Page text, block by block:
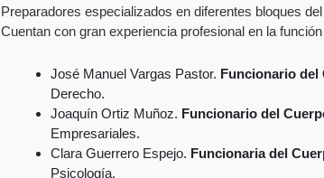
Preparadores especializados en diferentes bloques
Cuentan con gran experiencia profesional en la
José Manuel Vargas Pastor. Funcionario del
Derecho.
Joaquín Ortiz Muñoz. Funcionario del
Empresariales.
Clara Guerrero Espejo. Funcionaria del
Psicología.